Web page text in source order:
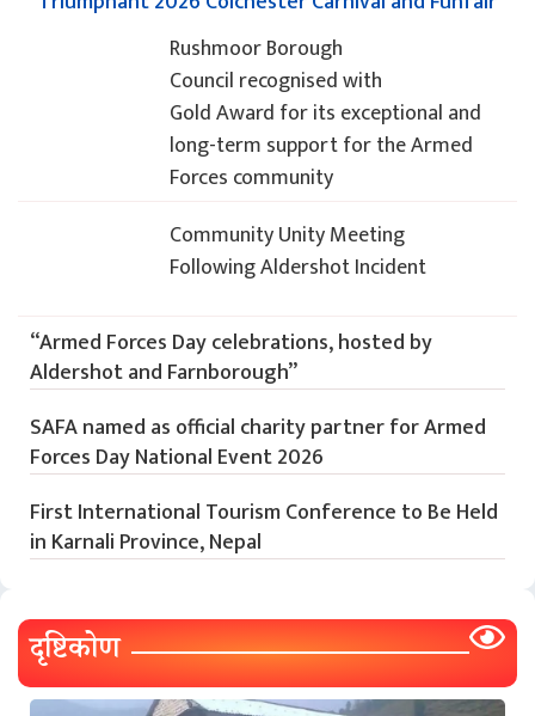
Rushmoor Borough
Council recognised with
Gold Award for its exceptional and
long-term support for the Armed
Forces community
Community Unity Meeting
Following Aldershot Incident
“Armed Forces Day celebrations, hosted by
Aldershot and Farnborough”
SAFA named as official charity partner for Armed
Forces Day National Event 2026
First International Tourism Conference to Be Held
in Karnali Province, Nepal
दृष्टिकोण